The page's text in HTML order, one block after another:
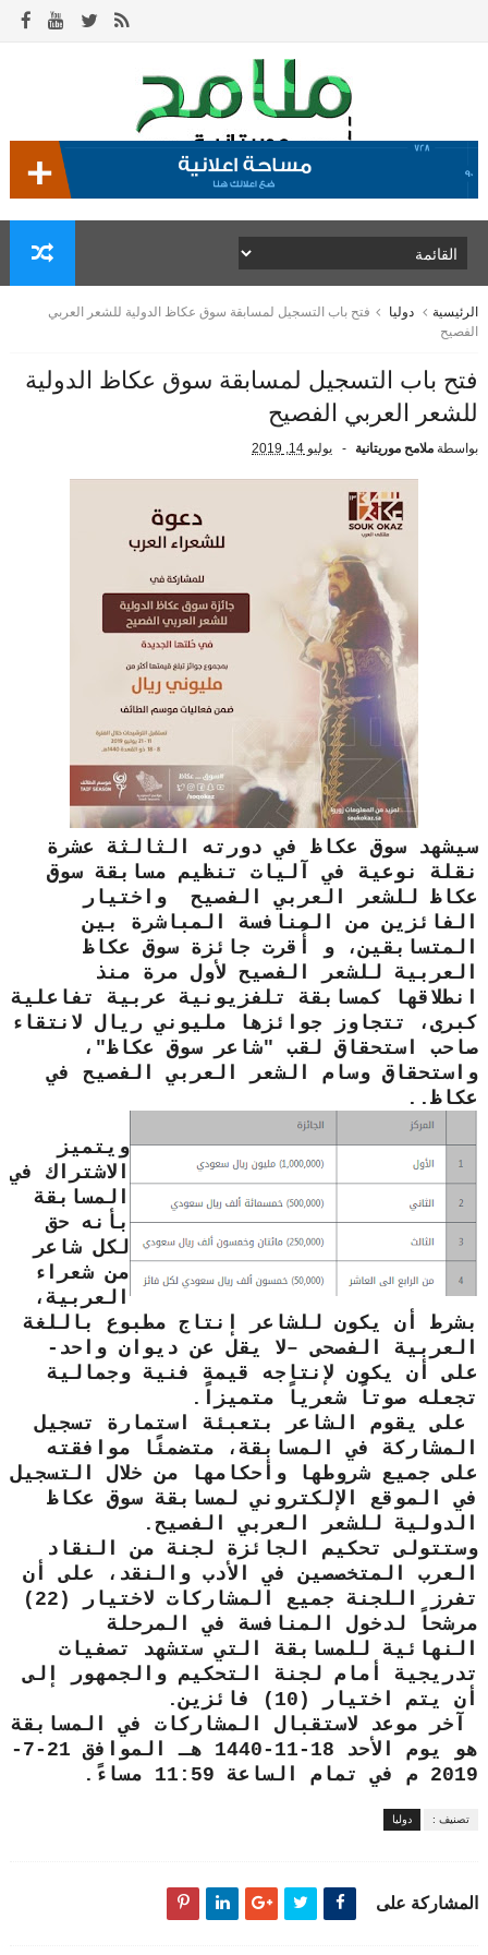
الرئيسية دوليا
فتح باب التسجيل لمسابقة سوق عكاظ الدولية للشعر العربي
الفصيح
فتح باب التسجيل لمسابقة سوق عكاظ الدولية
للشعر العربي الفصيح
بواسطة ملامح موريتانية يوليو 14, 2019
سيشهد سوق عكاظ في دورته الثالثة عشرة
نقلة نوعية في آليات تنظيم مسابقة سوق
عكاظ للشعر العربي الفصيح واختيار
الفائزين من المنافسة المباشرة بين
المتسابقين، و أُقرت جائزة سوق عكاظ
العربية للشعر الفصيح لأول مرة منذ
انطلاقها كمسابقة تلفزيونية عربية تفاعلية
كبرى، تتجاوز جوائزها مليوني ريال لانتقاء
صاحب استحقاق لقب "شاعر سوق عكاظ"،
واستحقاق وسام الشعر العربي الفصيح في
عكاظ..
ويتميز
الاشتراك في
المسابقة
بأنه حق
لكل شاعر
من شعراء
العربية،
بشرط أن يكون للشاعر إنتاج مطبوع باللغة
العربية الفصحى –لا يقل عن ديوان واحد-
على أن يكون لإنتاجه قيمة فنية وجمالية
تجعله صوتاً شعرياً متميزاً.
على يقوم الشاعر بتعبئة استمارة تسجيل
المشاركة في المسابقة، متضمئًا موافقته
على جميع شروطها وأحكامها من خلال التسجيل
في الموقع الإلكتروني لمسابقة سوق عكاظ
الدولية للشعر العربي الفصيح.
وستتولى تحكيم الجائزة لجنة من النقاد
العرب المتخصصين في الأدب والنقد، على أن
تفرز اللجنة جميع المشاركات لاختيار (22)
مرشحاً لدخول المنافسة في المرحلة
النهائية للمسابقة التي ستشهد تصفيات
تدريجية أمام لجنة التحكيم والجمهور إلى
أن يتم اختيار (10) فائزين.
آخر موعد لاستقبال المشاركات في المسابقة
هو يوم الأحد 18-11-1440 هـ الموافق 21-7-
2019 م في تمام الساعة 11:59 مساءً.
تصنيف : دوليا
المشاركة على